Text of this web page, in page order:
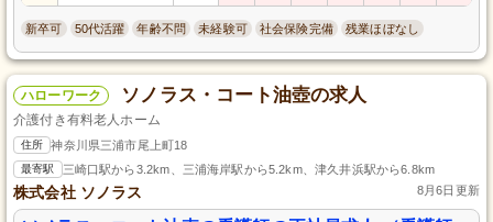
新卒可 50代活躍 年齢不問 未経験可 社会保険完備 残業ほぼなし
ハローワーク ソノラス・コート油壺の求人
介護付き有料老人ホーム
住所 神奈川県三浦市尾上町18
最寄駅 三崎口駅から3.2km、三浦海岸駅から5.2km、津久井浜駅から6.8km
株式会社 ソノラス 8月6日更新